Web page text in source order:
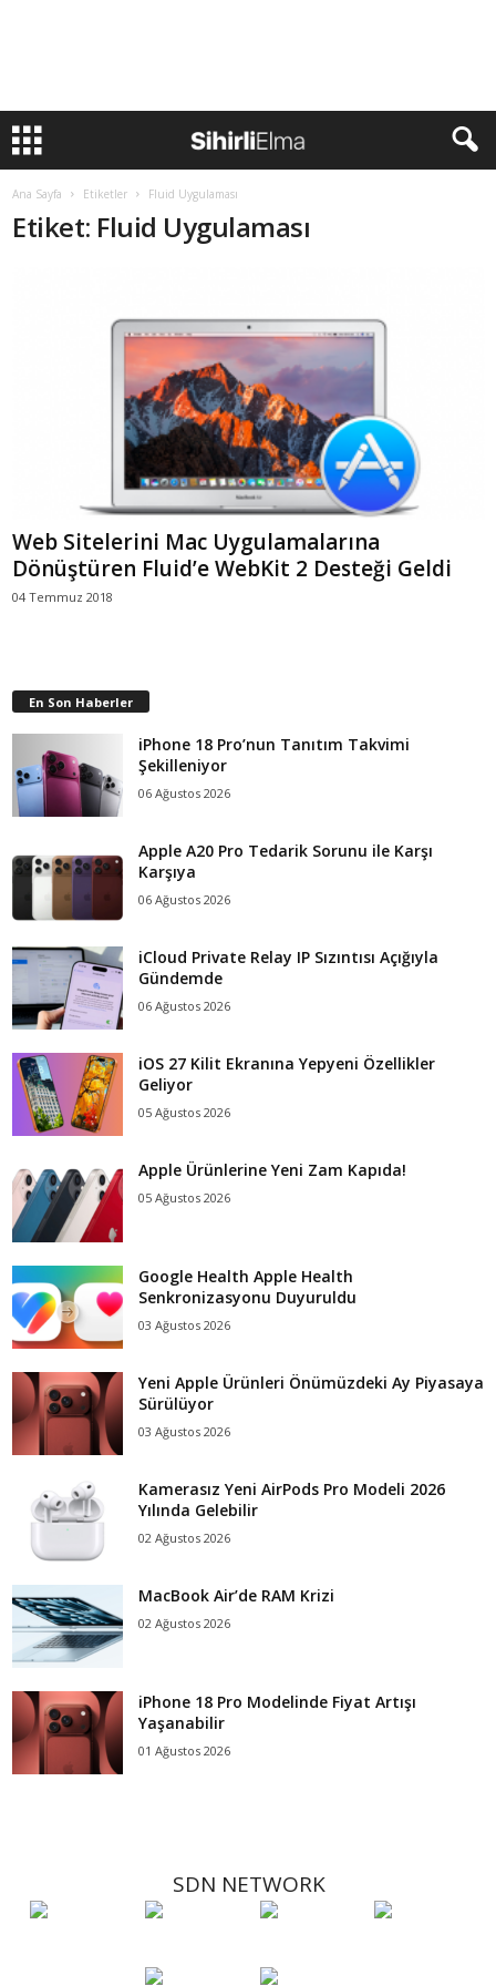
Ana Sayfa Etiketler Fluid Uygulaması
Etiket: Fluid Uygulaması
Web Sitelerini Mac Uygulamalarına
Dönüştüren Fluid’e WebKit 2 Desteği Geldi
04 Temmuz 2018
En Son Haberler
iPhone 18 Pro’nun Tanıtım Takvimi
Şekilleniyor
06 Ağustos 2026
Apple A20 Pro Tedarik Sorunu ile Karşı
Karşıya
06 Ağustos 2026
iCloud Private Relay IP Sızıntısı Açığıyla
Gündemde
06 Ağustos 2026
iOS 27 Kilit Ekranına Yepyeni Özellikler
Geliyor
05 Ağustos 2026
Apple Ürünlerine Yeni Zam Kapıda!
05 Ağustos 2026
Google Health Apple Health
Senkronizasyonu Duyuruldu
03 Ağustos 2026
Yeni Apple Ürünleri Önümüzdeki Ay Piyasaya
Sürülüyor
03 Ağustos 2026
Kamerasız Yeni AirPods Pro Modeli 2026
Yılında Gelebilir
02 Ağustos 2026
MacBook Air’de RAM Krizi
02 Ağustos 2026
iPhone 18 Pro Modelinde Fiyat Artışı
Yaşanabilir
01 Ağustos 2026
SDN NETWORK